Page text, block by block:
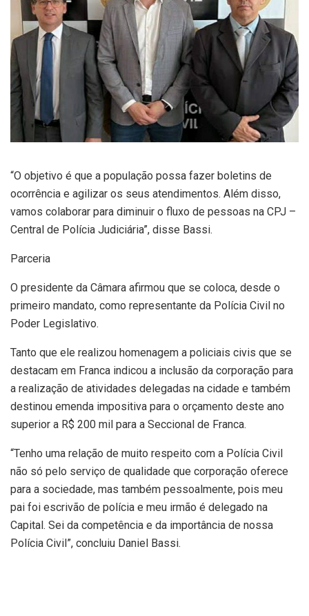
“O objetivo é que a população possa fazer boletins de
ocorrência e agilizar os seus atendimentos. Além disso,
vamos colaborar para diminuir o fluxo de pessoas na CPJ –
Central de Polícia Judiciária”, disse Bassi.
Parceria
O presidente da Câmara afirmou que se coloca, desde o
primeiro mandato, como representante da Polícia Civil no
Poder Legislativo.
Tanto que ele realizou homenagem a policiais civis que se
destacam em Franca indicou a inclusão da corporação para
a realização de atividades delegadas na cidade e também
destinou emenda impositiva para o orçamento deste ano
superior a R$ 200 mil para a Seccional de Franca.
“Tenho uma relação de muito respeito com a Polícia Civil
não só pelo serviço de qualidade que corporação oferece
para a sociedade, mas também pessoalmente, pois meu
pai foi escrivão de polícia e meu irmão é delegado na
Capital. Sei da competência e da importância de nossa
Polícia Civil”, concluiu Daniel Bassi.